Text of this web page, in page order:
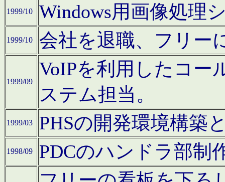
1999/10 Windows用画像処理
1999/10 会社を退職、フリー
1999/09
VoIPを利用したコー
ステム担当。
1999/03 PHSの開発環境構築
1998/09 PDCのハンドラ部制